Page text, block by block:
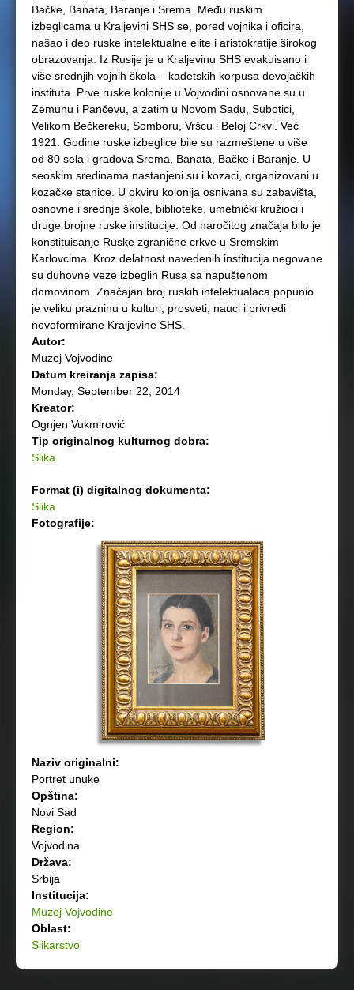
Bačke, Banata, Baranje i Srema. Među ruskim
izbeglicama u Kraljevini SHS se, pored vojnika i oficira,
našao i deo ruske intelektualne elite i aristokratije širokog
obrazovanja. Iz Rusije je u Kraljevinu SHS evakuisano i
više srednjih vojnih škola – kadetskih korpusa devojačkih
instituta. Prve ruske kolonije u Vojvodini osnovane su u
Zemunu i Pančevu, a zatim u Novom Sadu, Subotici,
Velikom Bečkereku, Somboru, Vršcu i Beloj Crkvi. Već
1921. Godine ruske izbeglice bile su razmeštene u više
od 80 sela i gradova Srema, Banata, Bačke i Baranje. U
seoskim sredinama nastanjeni su i kozaci, organizovani u
kozačke stanice. U okviru kolonija osnivana su zabavišta,
osnovne i srednje škole, biblioteke, umetnički kružioci i
druge brojne ruske institucije. Od naročitog značaja bilo je
konstituisanje Ruske zgranične crkve u Sremskim
Karlovcima. Kroz delatnost navedenih institucija negovane
su duhovne veze izbeglih Rusa sa napuštenom
domovinom. Značajan broj ruskih intelektualaca popunio
je veliku prazninu u kulturi, prosveti, nauci i privredi
novoformirane Kraljevine SHS.
Autor:
Muzej Vojvodine
Datum kreiranja zapisa:
Monday, September 22, 2014
Kreator:
Ognjen Vukmirović
Tip originalnog kulturnog dobra:
Slika
Format (i) digitalnog dokumenta:
Slika
Fotografije:
Naziv originalni:
Portret unuke
Opština:
Novi Sad
Region:
Vojvodina
Država:
Srbija
Institucija:
Muzej Vojvodine
Oblast:
Slikarstvo